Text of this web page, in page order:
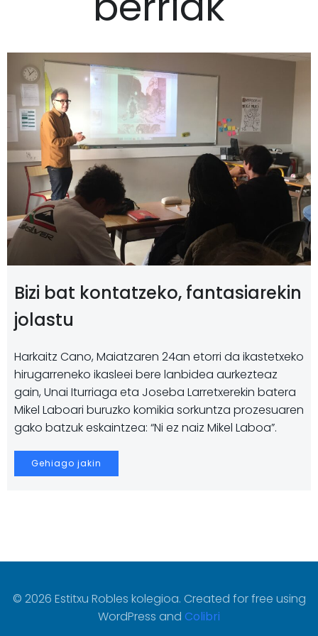
Bizi bat kontatzeko, fantasiarekin
jolastu
Harkaitz Cano, Maiatzaren 24an etorri da ikastetxeko
hirugarreneko ikasleei bere lanbidea aurkezteaz
gain, Unai Iturriaga eta Joseba Larretxerekin batera
Mikel Laboari buruzko komikia sorkuntza prozesuaren
gako batzuk eskaintzea: “Ni ez naiz Mikel Laboa”.
Gehiago jakin
© 2026 Estitxu Robles kolegioa. Created for free using
WordPress and Colibri